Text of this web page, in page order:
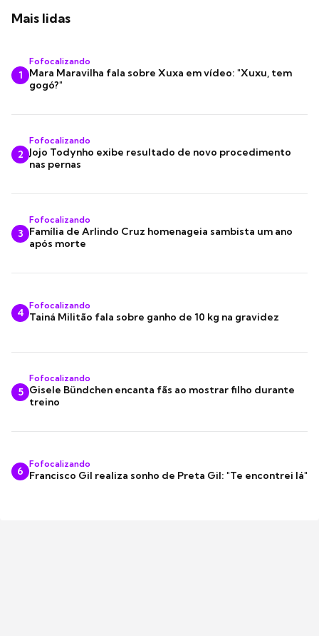
Mais lidas
1
Fofocalizando
Mara Maravilha fala sobre Xuxa em vídeo: "Xuxu, tem
gogó?"
2
Fofocalizando
Jojo Todynho exibe resultado de novo procedimento
nas pernas
3
Fofocalizando
Família de Arlindo Cruz homenageia sambista um ano
após morte
4
Fofocalizando
Tainá Militão fala sobre ganho de 10 kg na gravidez
5
Fofocalizando
Gisele Bündchen encanta fãs ao mostrar filho durante
treino
6
Fofocalizando
Francisco Gil realiza sonho de Preta Gil: "Te encontrei lá"